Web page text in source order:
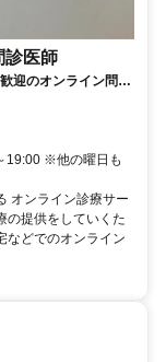
診医師
迎のオンライン問診
19:00 ※他の曜日も
オンライン診療サー
の提供をしていくた
などでのオンライン